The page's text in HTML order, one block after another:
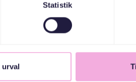
Statistik
urval